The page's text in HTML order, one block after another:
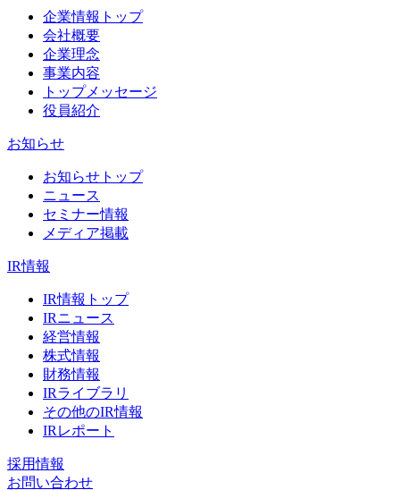
企業情報トップ
会社概要
企業理念
事業内容
トップメッセージ
役員紹介
お知らせ
お知らせトップ
ニュース
セミナー情報
メディア掲載
IR情報
IR情報トップ
IRニュース
経営情報
株式情報
財務情報
IRライブラリ
その他のIR情報
IRレポート
採用情報
お問い合わせ